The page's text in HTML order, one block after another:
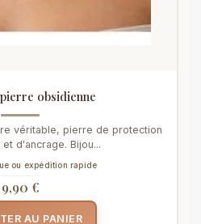
obsidienne
véritable, pierre de protection
d'ancrage. Bijou...
ou expédition rapide
9,90 €
AU PANIER